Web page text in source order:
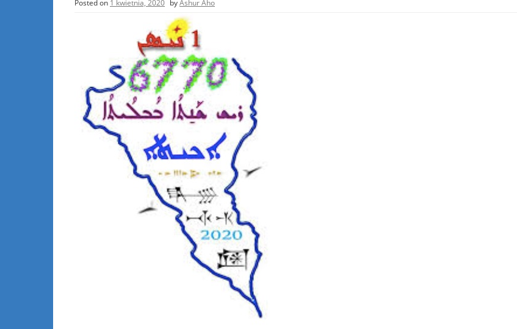
Posted on 1 kwietnia, 2020 byAshur Aho